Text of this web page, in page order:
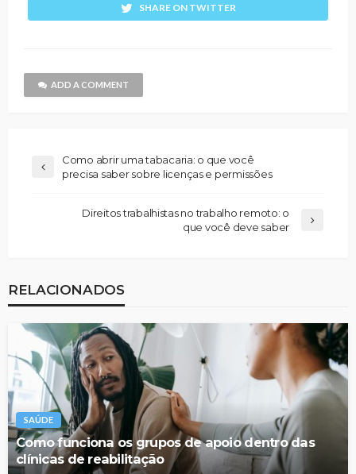
SHARE ON TWITTER
ADD A COMMENT
Como abrir uma tabacaria: o que você
precisa saber sobre licenças e permissões
Direitos trabalhistas no trabalho remoto: o
que você deve saber
RELACIONADOS
SAÚDE
Como funciona os grupos de apoio dentro das
clínicas de reabilitação